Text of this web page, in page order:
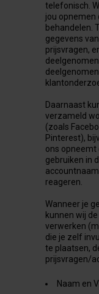
telefonisch.
jou opnemen
behandelen.
gegevens
prijsvragen,
Daarnaast
verzameld
(zoals
Pinterest),
ons opneemt
gebruiken in
reageren.
Wanneer je
kunnen wij
verwerken
die je zelf
te plaatsen,
prijsvragen/
Naam en